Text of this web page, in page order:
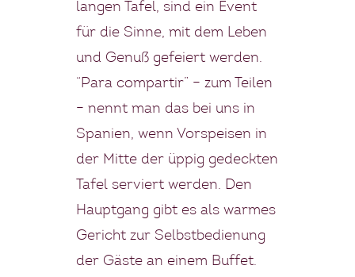
langen Tafel, sind ein Event
für die Sinne, mit dem Leben
und Genuß gefeiert werden.
“Para compartir” – zum Teilen
– nennt man das bei uns in
Spanien, wenn Vorspeisen in
der Mitte der üppig gedeckten
Tafel serviert werden. Den
Hauptgang gibt es als warmes
Gericht zur Selbstbedienung
der Gäste an einem Buffet.